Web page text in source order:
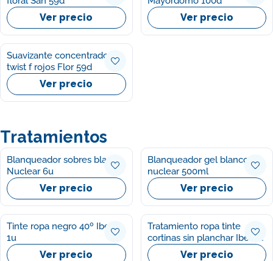
Ver precio Ver precio
Suavizante concentrado
twist f rojos Flor 59d
Ver precio
Tratamientos
Blanqueador sobres blanco
Nuclear 6u
Ver precio
Blanqueador gel blanco
nuclear 500ml
Ver precio
Tinte ropa negro 40º Iberia
1u
Ver precio
Tratamiento ropa tinte
cortinas sin planchar Iberia
150ml
Ver precio